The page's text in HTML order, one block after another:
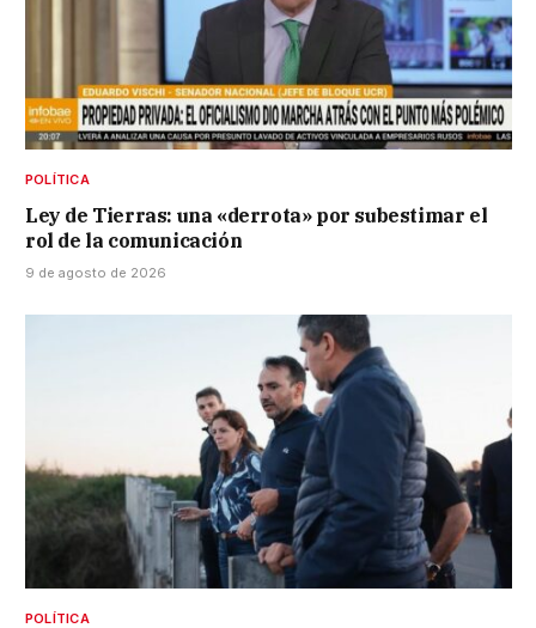
POLÍTICA
Ley de Tierras: una «derrota» por subestimar el
rol de la comunicación
9 de agosto de 2026
POLÍTICA